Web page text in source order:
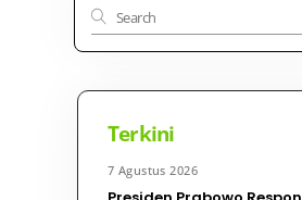
Terkini
7 Agustus 2026